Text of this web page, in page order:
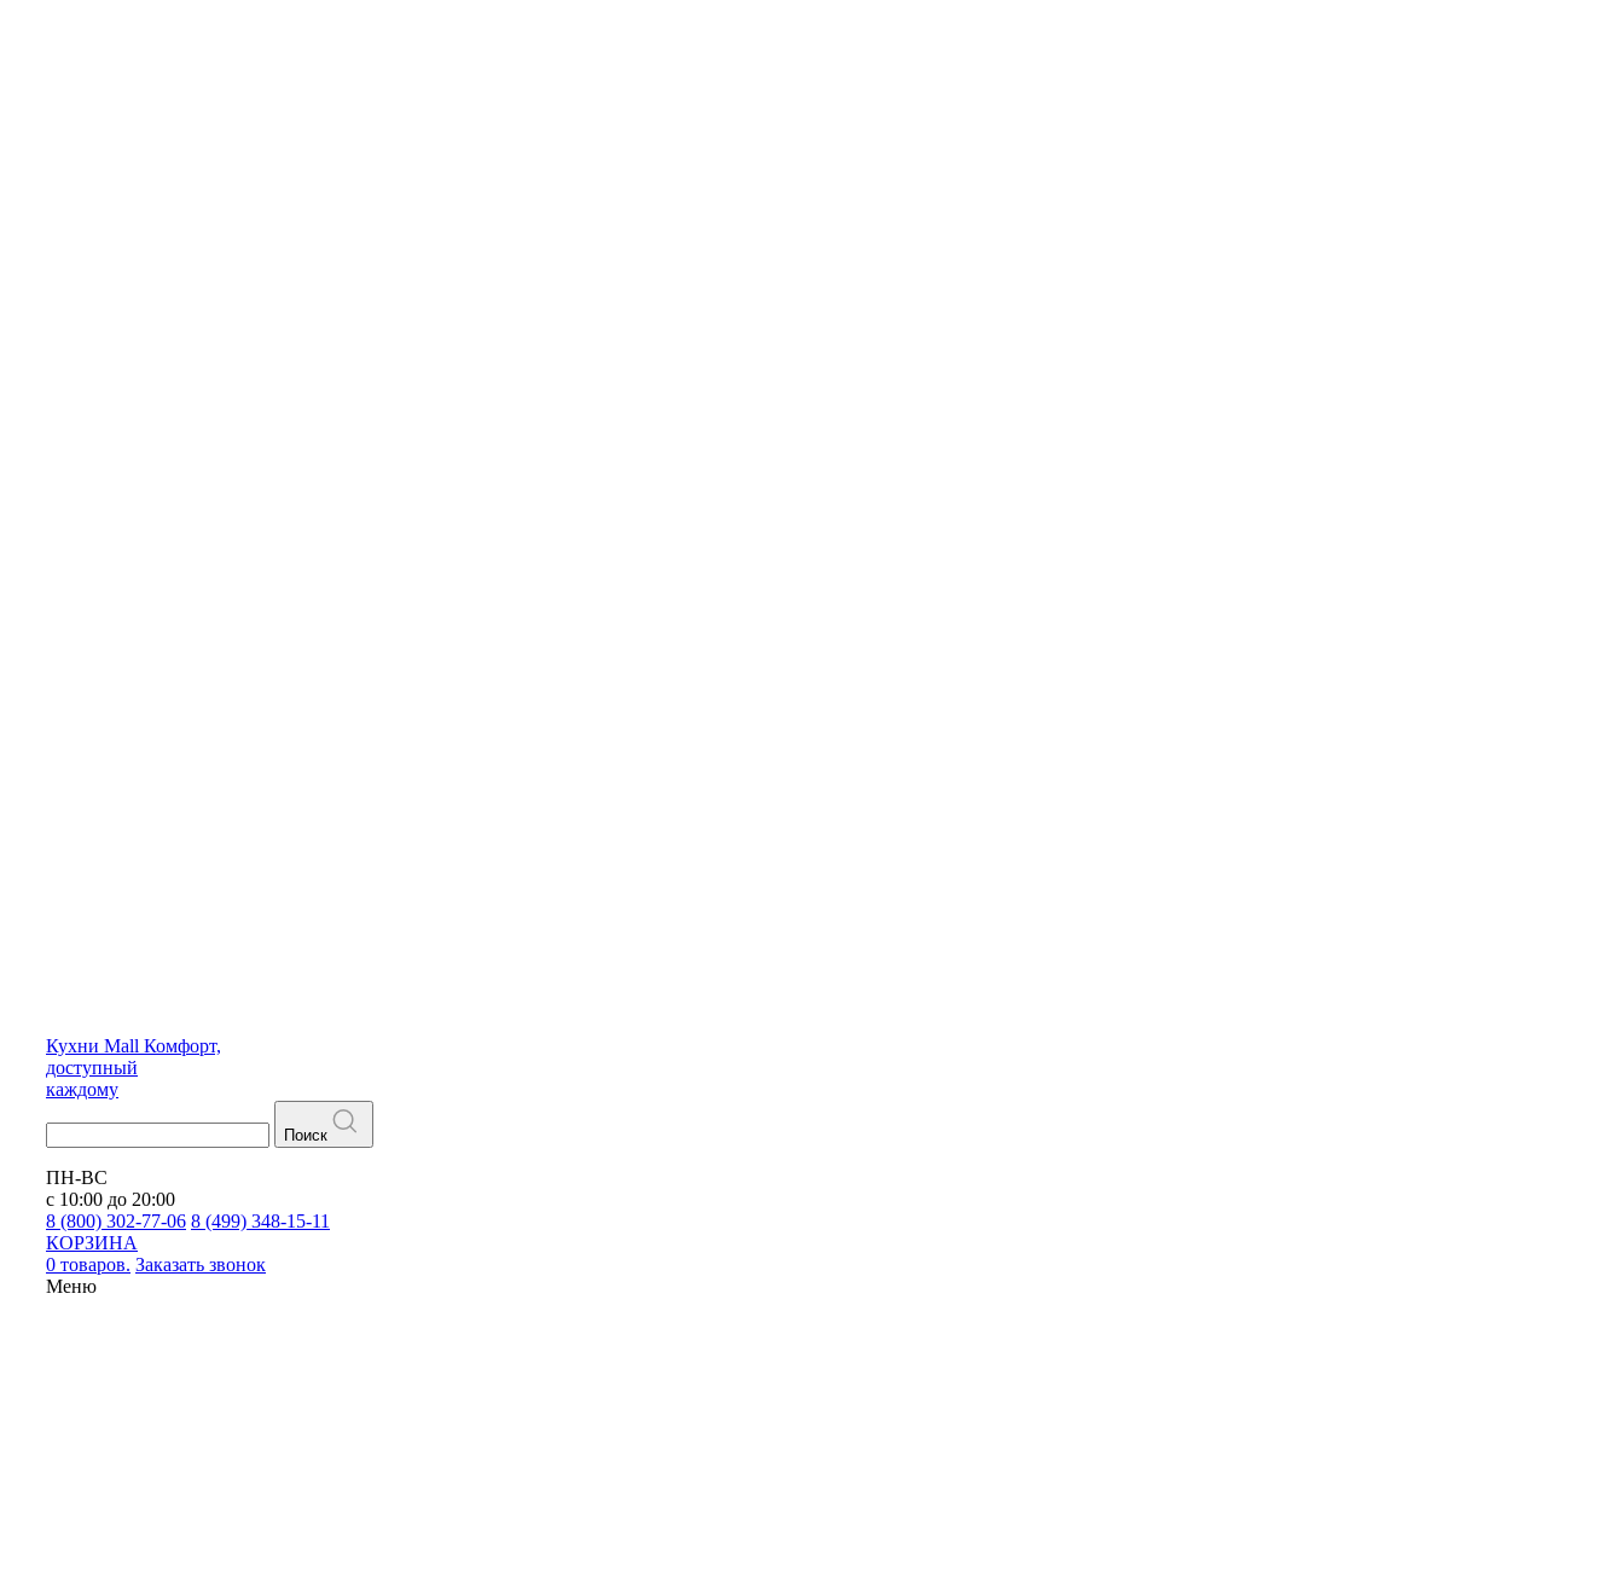
Кухни Mall Комфорт,
доступный
каждому
Поиск
ПН-ВС
с 10:00 до 20:00
8 (800) 302-77-06 8 (499) 348-15-11
КОРЗИНА
0 товаров. Заказать звонок
Меню